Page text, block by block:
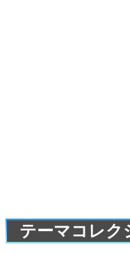
テーマコレク